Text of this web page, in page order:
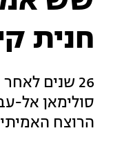
חנית
26 שנים
סולימאן אל-
הרוצח